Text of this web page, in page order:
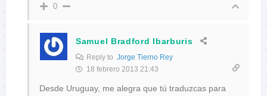
0
Samuel Bradford Ibarburis
Reply to Jorge Tierno Rey
18 febrero 2013 21:43
Desde Uruguay, me alegra que tú traduzcas para